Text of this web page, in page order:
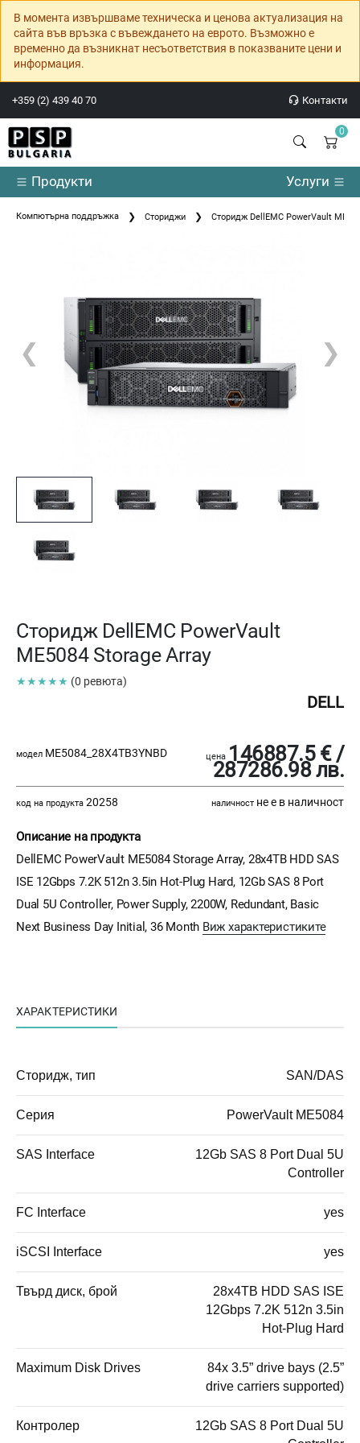
В момента извършваме техническа и ценова актуализация на
сайта във връзка с въвеждането на еврото. Възможно е
временно да възникнат несъответствия в показваните цени и
информация.
+359 (2) 439 40 70 Контакти
0
Продукти Услуги
Компютърна поддръжка Сториджи Сторидж DellEMC PowerVault
❮ ❯
Сторидж DellEMC PowerVault
ME5084 Storage Array
★★★★★ (0 ревюта)
DELL
модел ME5084_28X4TB3YNBD цена 146887.5 € /
287286.98 лв.
код на продукта 20258 наличност не е в наличност
Описание на продукта
DellEMC PowerVault ME5084 Storage Array, 28x4TB HDD SAS
ISE 12Gbps 7.2K 512n 3.5in Hot-Plug Hard, 12Gb SAS 8 Port
Dual 5U Controller, Power Supply, 2200W, Redundant, Basic
Next Business Day Initial, 36 Month Виж характеристиките
ХАРАКТЕРИСТИКИ
Сторидж, тип SAN/DAS
Серия PowerVault МЕ5084
SAS Interface
12Gb SAS 8 Port Dual 5U
Controller
FC Interface yes
iSCSI Interface yes
Твърд диск, брой
28x4TB HDD SAS ISE
12Gbps 7.2K 512n 3.5in
Hot-Plug Hard
Maximum Disk Drives
84x 3.5” drive bays (2.5”
drive carriers supported)
Контролер
12Gb SAS 8 Port Dual 5U